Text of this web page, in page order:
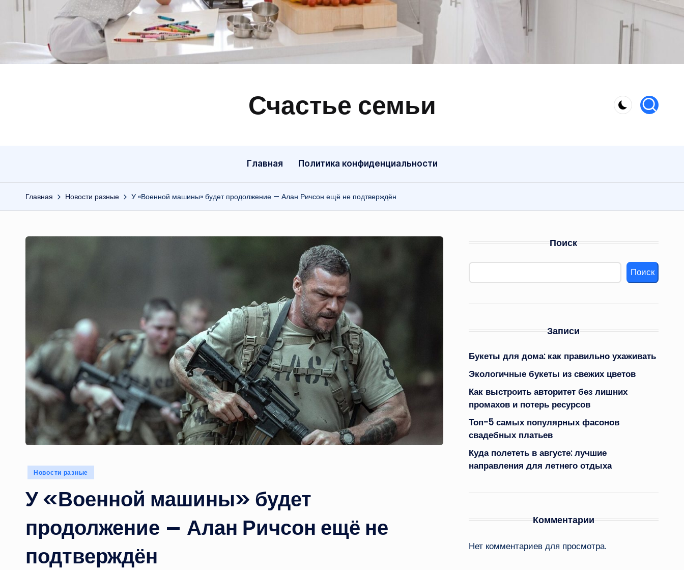
Счастье семьи
Быт,
Главная Политика конфиденциальности
Главная Новости разные У «Военной машины» будет продолжение — Алан Ричсон ещё не подтверждён
Опубликовано
Новости разные
У «Военной машины» будет
продолжение — Алан Ричсон ещё не
подтверждён
Поиск
Поиск
Записи
Букеты для дома: как правильно ухаживать
Экологичные букеты из свежих цветов
Как выстроить авторитет без лишних
промахов и потерь ресурсов
Топ-5 самых популярных фасонов
свадебных платьев
Куда полететь в августе: лучшие
направления для летнего отдыха
Комментарии
Нет комментариев для просмотра.